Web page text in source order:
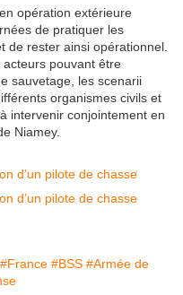
opération extérieure
de pratiquer les
de rester ainsi opérationnel.
pouvant être
sauvetage, les scenarii
organismes civils et
intervenir conjointement en
Niamey.
#France #BSS #Armée de